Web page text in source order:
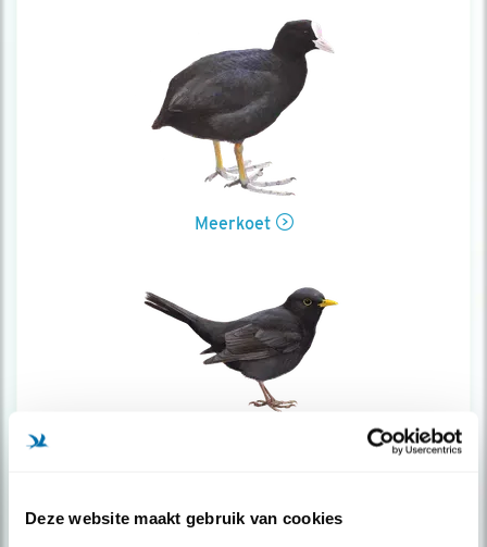
Deze website maakt gebruik van cookies
Meerkoet